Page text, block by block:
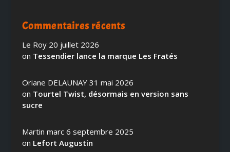
Commentaires récents
Le Roy 20 juillet 2026
on Tessendier lance la marque Les Fratés
Oriane DELAUNAY 31 mai 2026
on Tourtel Twist, désormais en version sans
sucre
Martin marc 6 septembre 2025
on Lefort Augustin